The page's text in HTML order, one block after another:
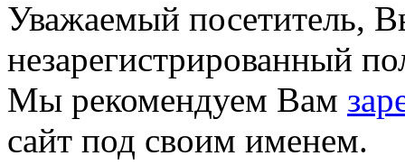
Уважаемый посетитель,
незарегистрированный
Мы рекомендуем Вам
сайт под своим именем.